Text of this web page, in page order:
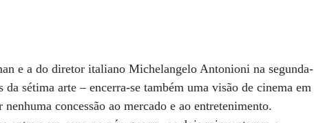
e a do diretor italiano Michelangelo Antonioni na segunda-
da sétima arte – encerra-se também uma visão de cinema em
concessão ao mercado e ao entretenimento.